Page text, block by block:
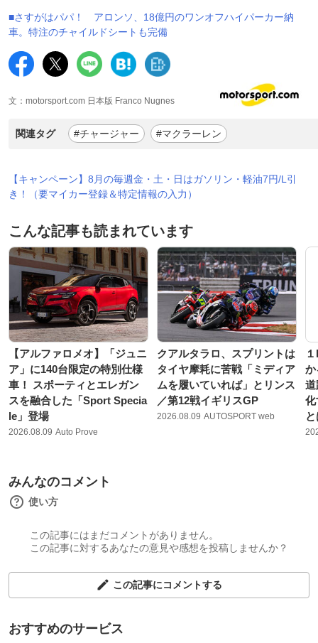
■さすがはパパ！ アロンソ、18億円のワンオフハイパーカー納
車。特注のチャイルドシートも完備
文：motorsport.com 日本版 Franco Nugnes
関連タグ #チャージャー #マクラーレン
【キャンペーン】8月の毎週金・土・日はガソリン・軽油7円/L引
き！（要マイカー登録＆特定情報の入力）
こんな記事も読まれています
【アルファロメオ】「ジュニ
ア」に140台限定の特別仕様
車！ スポーティとエレガン
スを融合した「Sport Specia
le」登場
2026.08.09 Auto Prove
クアルタラロ、スプリントは
タイヤ摩耗に苦戦「ミディア
ムを履いていれば」とリンス
／第12戦イギリスGP
2026.08.09 AUTOSPORT web
道
化
みんなのコメント
使い方
この記事にはまだコメントがありません。
この記事に対するあなたの意見や感想を投稿しませんか？
この記事にコメントする
おすすめのサービス